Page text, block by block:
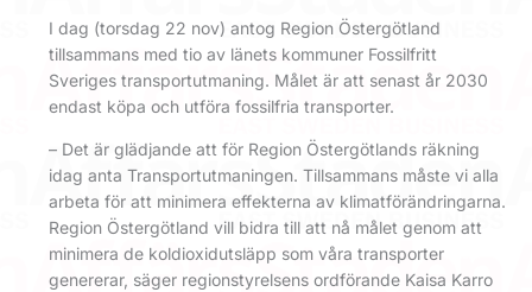
I dag (torsdag 22 nov) antog Region Östergötland
tillsammans med tio av länets kommuner Fossilfritt
Sveriges transportutmaning. Målet är att senast år 2030
endast köpa och utföra fossilfria transporter.
– Det är glädjande att för Region Östergötlands räkning
idag anta Transportutmaningen. Tillsammans måste vi alla
arbeta för att minimera effekterna av klimatförändringarna.
Region Östergötland vill bidra till att nå målet genom att
minimera de koldioxidutsläpp som våra transporter
genererar, säger regionstyrelsens ordförande Kaisa Karro